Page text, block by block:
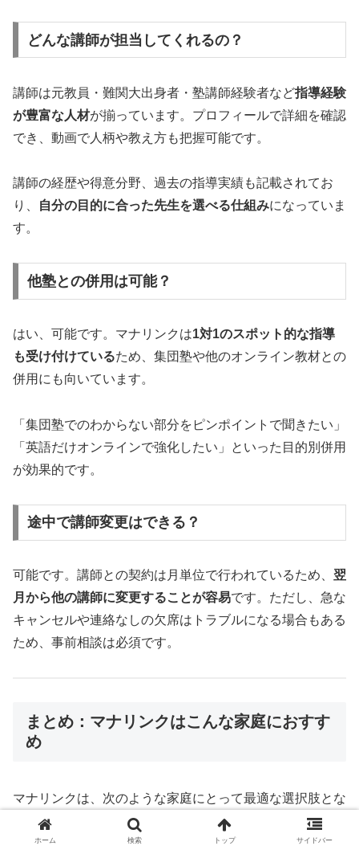
どんな講師が担当してくれるの？
講師は元教員・難関大出身者・塾講師経験者など指導経験
が豊富な人材が揃っています。プロフィールで詳細を確認
でき、動画で人柄や教え方も把握可能です。
講師の経歴や得意分野、過去の指導実績も記載されてお
り、
自分の目的に合った先生を選べる仕組みになっていま
す。
他塾との併用は可能？
はい、可能です。マナリンクは1対1のスポット的な指導
も受け付けているため、集団塾や他のオンライン教材との
併用にも向いています。
「集団塾でのわからない部分をピンポイントで聞きたい」
「英語だけオンラインで強化したい」といった目的別併用
が効果的です。
途中で講師変更はできる？
可能です。講師との契約は月単位で行われているため、 翌
月から他の講師に変更することが容易です。ただし、急な
キャンセルや連絡なしの欠席はトラブルになる場合もある
ため、事前相談は必須です。
まとめ：マナリンクはこんな家庭におすす
め
マナリンクは、次のような家庭にとって最適な選択肢とな
ります。
ホーム 検索 トップ サイドバー